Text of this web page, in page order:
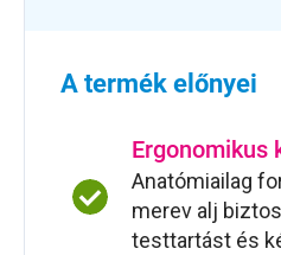
A termék előnyei
Ergonomikus
Anatómiailag
merev alj
testtartást és